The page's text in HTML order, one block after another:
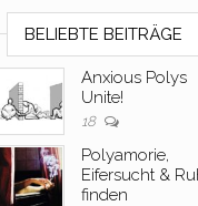
BELIEBTE BEITRÄGE
Anxious Polys
Unite!
18
Polyamorie,
Eifersucht &
finden